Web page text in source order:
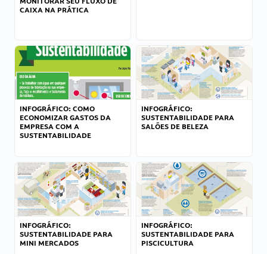
CAIXA NA PRÁTICA
INFOGRÁFICO: COMO
ECONOMIZAR GASTOS DA
EMPRESA COM A
SUSTENTABILIDADE
INFOGRÁFICO:
SUSTENTABILIDADE PARA
SALÕES DE BELEZA
INFOGRÁFICO:
SUSTENTABILIDADE PARA
MINI MERCADOS
INFOGRÁFICO:
SUSTENTABILIDADE PARA
PISCICULTURA